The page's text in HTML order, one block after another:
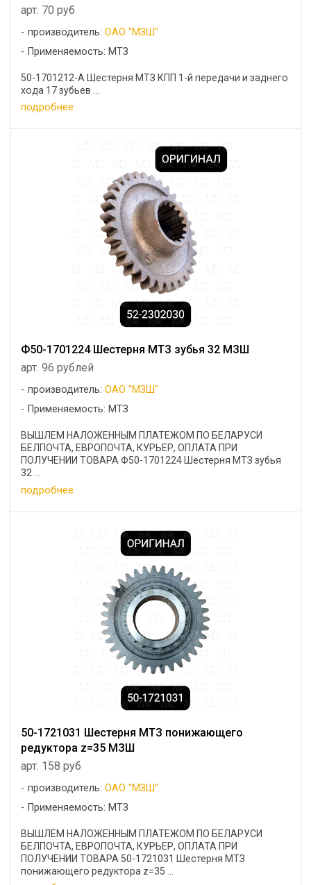
арт. 70 руб
производитель:ОАО "МЗШ"
Применяемость: МТЗ
50-1701212-А Шестерня МТЗ КПП 1-й передачи и заднего
хода 17 зубьев ...
подробнее
Ф50-1701224 Шестерня МТЗ зубья 32 МЗШ
арт. 96 рублей
производитель:ОАО "МЗШ"
Применяемость: МТЗ
ВЫШЛЕМ НАЛОЖЕННЫМ ПЛАТЕЖОМ ПО БЕЛАРУСИ
БЕЛПОЧТА, ЕВРОПОЧТА, КУРЬЕР, ОПЛАТА ПРИ
ПОЛУЧЕНИИ ТОВАРА Ф50-1701224 Шестерня МТЗ зубья
32 ...
подробнее
50-1721031 Шестерня МТЗ понижающего
редуктора z=35 МЗШ
арт. 158 руб
производитель:ОАО "МЗШ"
Применяемость: МТЗ
ВЫШЛЕМ НАЛОЖЕННЫМ ПЛАТЕЖОМ ПО БЕЛАРУСИ
БЕЛПОЧТА, ЕВРОПОЧТА, КУРЬЕР, ОПЛАТА ПРИ
ПОЛУЧЕНИИ ТОВАРА 50-1721031 Шестерня МТЗ
понижающего редуктора z=35 ...